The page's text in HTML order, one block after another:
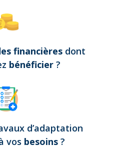
financières dont
bénéficier ?
d’adaptation
vos besoins ?